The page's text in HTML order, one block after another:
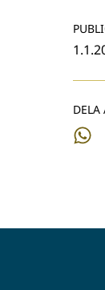
DELA
Dela